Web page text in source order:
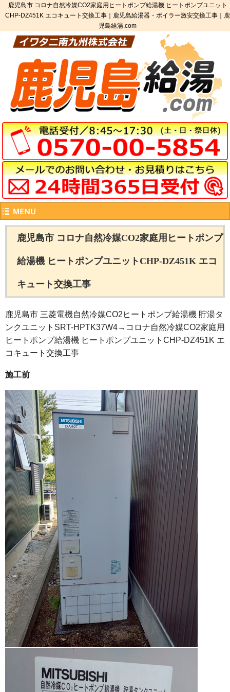
鹿児島市 コロナ自然冷媒CO2家庭用ヒートポンプ給湯機 ヒートポンプユニット
CHP-DZ451K エコキュート交換工事｜鹿児島給湯器・ボイラー激安交換工事｜鹿
児島給湯.com
鹿児島市 コロナ自然冷媒CO2家庭用ヒートポンプ
給湯機 ヒートポンプユニットCHP-DZ451K エコ
キュート交換工事
鹿児島市 三菱電機自然冷媒CO2ヒートポンプ給湯機 貯湯タ
ンクユニットSRT-HPTK37W4→コロナ自然冷媒CO2家庭用
ヒートポンプ給湯機 ヒートポンプユニットCHP-DZ451K エ
コキュート交換工事
施工前